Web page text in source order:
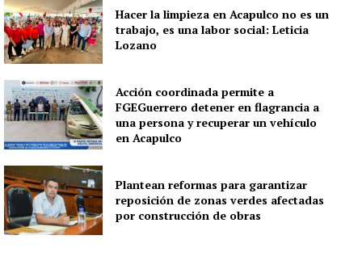
Hacer la limpieza en Acapulco no es un
trabajo, es una labor social: Leticia
Lozano
Acción coordinada permite a
FGEGuerrero detener en flagrancia a
una persona y recuperar un vehículo
en Acapulco
Plantean reformas para garantizar
reposición de zonas verdes afectadas
por construcción de obras